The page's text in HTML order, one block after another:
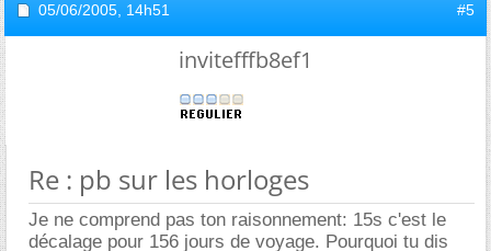
05/06/2005, 14h51 #5
invitefffb8ef1
Re : pb sur les horloges
Je ne comprend pas ton raisonnement: 15s c'est le
décalage pour 156 jours de voyage. Pourquoi tu dis